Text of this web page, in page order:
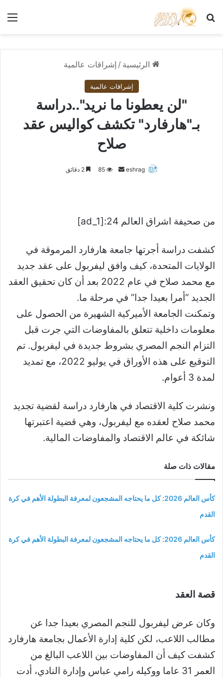
بحث عن
الرئيسية / إشراقات عالمية
إشراقات عالمية
"لن يعطونا ما نريد"..دراسة
بـ"هارفارد" تكشف كواليس عقد
صلاح
eshrag
أرسل85 2 دقائق
من صحيفة اشراق العالم 24:[ad_1]
كشفت دراسة أجرتها جامعة هارفارد المرموقة في
الولايات المتحدة، كيف وافق ليفربول على عقد جديد
مع محمد صلاح في عام 2022 بعد أن كان تحقيق العقد
الجديد “أمرا بعيدا جدا” في مرحلة ما.
وتمكنت الجامعة الأميركية الشهيرة من الحصول على
معلومات داخلية تتعلق بالمفاوضات التي جرت قبل
التزام النجم المصري بشروط جديدة في ليفربول. تم
التوقيع على هذه الأوراق في يوليو 2022، مع تمديد
لمدة 3 أعوام.
ونشرت كلية الاقتصاد في هارفارد دراسة لقضية تجديد
محمد صلاح لعقده مع ليفربول، وهي قضية اعتبرتها
شائكة في عالم الاقتصاد والمفاوضات المالية.
مقالات ذات صلة
كأس العالم 2026: كل ما يحتاجه المشجعون لمعرفة البطولة الأهم في كرة
القدم
كأس العالم 2026: كل ما يحتاجه المشجعون لمعرفة البطولة الأهم في كرة
القدم
قصة العقد
وكان عرض ليفربول للنجم المصري بعيدا جدا عن
مطالب اللاعب، لكن كلية إدارة الأعمال بجامعة هارفارد
كشفت كيف أن المفاوضات بين اللاعب البالغ من
العمر 31 عاما ووكيله رامي عباس وإدارة النادي، أدت